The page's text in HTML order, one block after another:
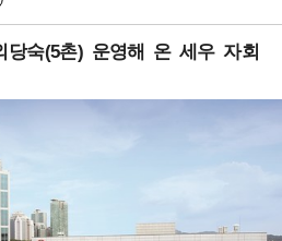
숙(5촌) 운영해 온 세우 자회